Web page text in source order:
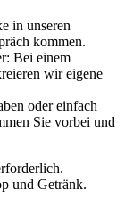
in unseren
kommen.
Bei einem
wir eigene
oder einfach
Sie vorbei und
und Getränk.